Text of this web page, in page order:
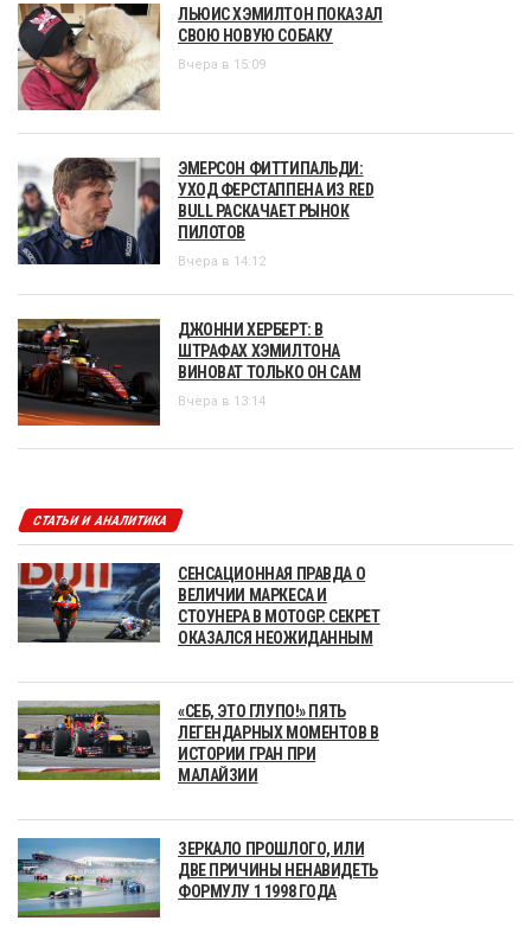
ЛЬЮИС ХЭМИЛТОН ПОКАЗАЛ
СВОЮ НОВУЮ СОБАКУ
Вчера в 15:09
ЭМЕРСОН ФИТТИПАЛЬДИ:
УХОД ФЕРСТАППЕНА ИЗ RED
BULL РАСКАЧАЕТ РЫНОК
ПИЛОТОВ
Вчера в 14:12
ДЖОННИ ХЕРБЕРТ: В
ШТРАФАХ ХЭМИЛТОНА
ВИНОВАТ ТОЛЬКО ОН САМ
Вчера в 13:14
СТАТЬИ И АНАЛИТИКА
СЕНСАЦИОННАЯ ПРАВДА О
ВЕЛИЧИИ МАРКЕСА И
СТОУНЕРА В MOTOGP. СЕКРЕТ
ОКАЗАЛСЯ НЕОЖИДАННЫМ
«СЕБ, ЭТО ГЛУПО!» ПЯТЬ
ЛЕГЕНДАРНЫХ МОМЕНТОВ В
ИСТОРИИ ГРАН ПРИ
МАЛАЙЗИИ
ЗЕРКАЛО ПРОШЛОГО, ИЛИ
ДВЕ ПРИЧИНЫ НЕНАВИДЕТЬ
ФОРМУЛУ 1 1998 ГОДА